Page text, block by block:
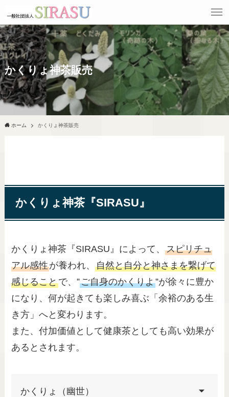
かくりょ神茶販売
ホーム かくりょ神茶販売
かくりょ神茶『SIRASU』
かくりょ神茶『SIRASU』によって、スピリチュ
アル感性が養われ、自然と自分と神さまを繋げて
感じることで、”ご自身のかくりよ”が徐々に豊か
になり、何が起きても楽しみ喜ぶ「余裕のある生
き方」へと変わります。
また、付加価値として健康茶としても高い効果が
あるとされます。
かくりょ（幽世）